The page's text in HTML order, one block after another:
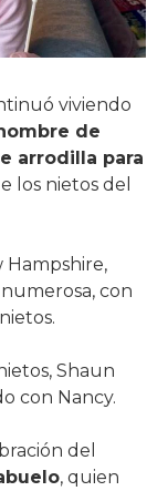
viviendo
de
arrodilla para
los nietos del
Hampshire,
con
Shaun
con Nancy.
del
, quien